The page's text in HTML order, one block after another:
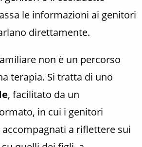
le informazioni ai genitori
direttamente.
non è un percorso
terapia. Si tratta di uno
, facilitato da un
in cui i genitori
a riflettere sui